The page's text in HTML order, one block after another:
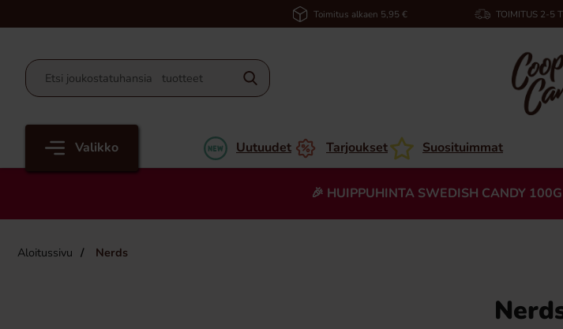
Toimitus alkaen 5,95 € TOIMITUS 2-5
Valikko Uutuudet Tarjoukset Suosituimmat
🎉 HUIPPUHINTA SWEDISH CANDY
Aloitussivu Nerds